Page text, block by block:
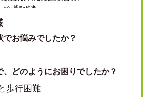
でお悩みでしたか？
、どのようにお困りでしたか？
歩行困難